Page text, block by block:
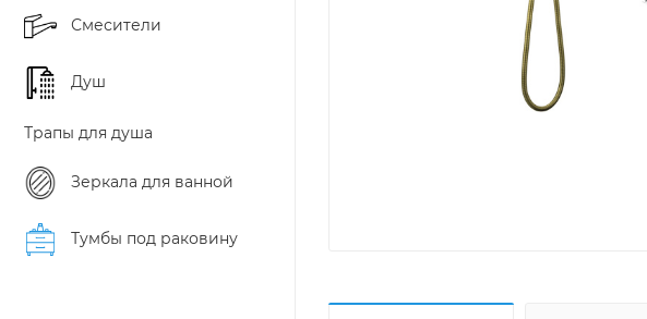
Смесители
Душ
Трапы для душа
Зеркала для ванной
Тумбы под раковину